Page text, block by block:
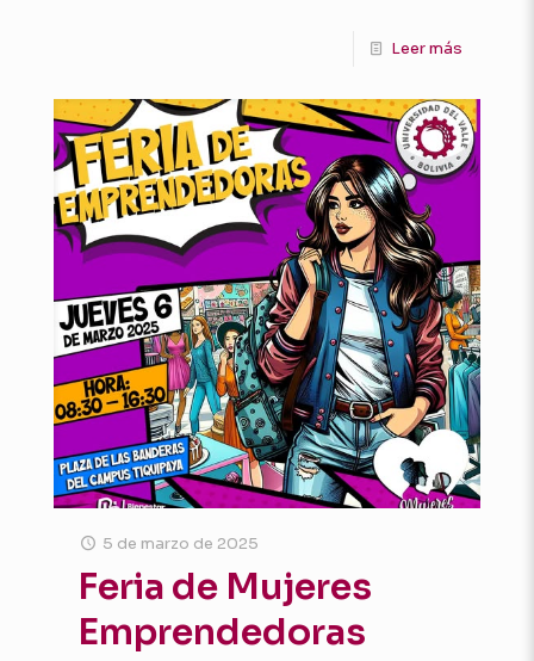
Leer más
5 de marzo de 2025
Feria de Mujeres
Emprendedoras